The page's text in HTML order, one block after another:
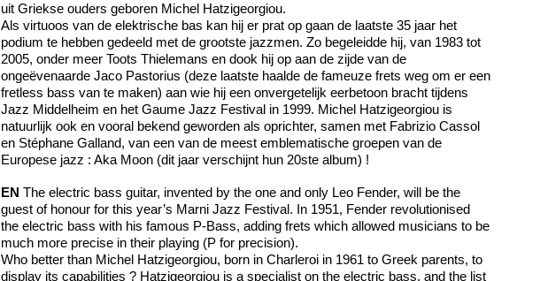
uit Griekse ouders geboren Michel Hatzigeorgiou.
Als virtuoos van de elektrische bas kan hij er prat op gaan de laatste 35 jaar het
podium te hebben gedeeld met de grootste jazzmen. Zo begeleidde hij, van 1983 tot
2005, onder meer Toots Thielemans en dook hij op aan de zijde van de
ongeëvenaarde Jaco Pastorius (deze laatste haalde de fameuze frets weg om er een
fretless bass van te maken) aan wie hij een onvergetelijk eerbetoon bracht tijdens
Jazz Middelheim en het Gaume Jazz Festival in 1999. Michel Hatzigeorgiou is
natuurlijk ook en vooral bekend geworden als oprichter, samen met Fabrizio Cassol
en Stéphane Galland, van een van de meest emblematische groepen van de
Europese jazz : Aka Moon (dit jaar verschijnt hun 20ste album) !
EN The electric bass guitar, invented by the one and only Leo Fender, will be the
guest of honour for this year’s Marni Jazz Festival. In 1951, Fender revolutionised
the electric bass with his famous P-Bass, adding frets which allowed musicians to be
much more precise in their playing (P for precision).
Who better than Michel Hatzigeorgiou, born in Charleroi in 1961 to Greek parents, to
display its capabilities ? Hatzigeorgiou is a specialist on the electric bass, and the list